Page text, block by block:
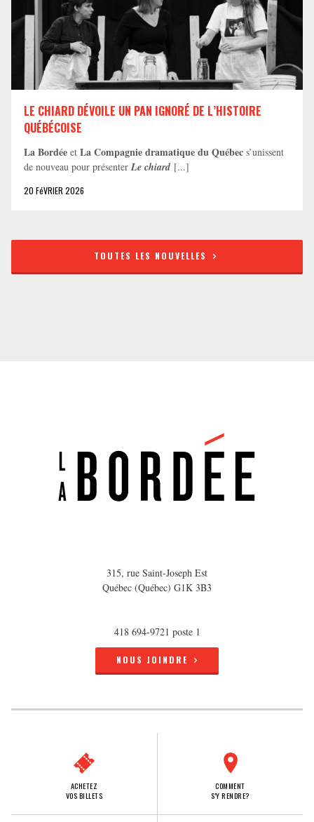
LE CHIARD DÉVOILE UN PAN IGNORÉ DE L’HISTOIRE
QUÉBÉCOISE
La Bordée et La Compagnie dramatique du Québec s’unissent
de nouveau pour présenter Le chiard [...]
20 FéVRIER 2026
TOUTES LES NOUVELLES
315, rue Saint-Joseph Est
Québec (Québec) G1K 3B3
418 694-9721 poste 1
NOUS JOINDRE
ACHETEZ
VOS BILLETS
COMMENT
S'Y RENDRE?